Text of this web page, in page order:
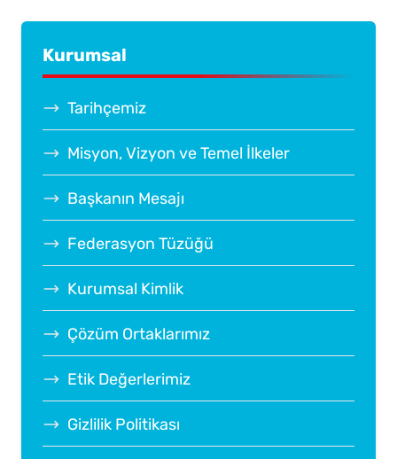
Kurumsal
Tarihçemiz
Misyon, Vizyon ve Temel İlkeler
Başkanın Mesajı
Federasyon Tüzüğü
Kurumsal Kimlik
Çözüm Ortaklarımız
Etik Değerlerimiz
Gizlilik Politikası